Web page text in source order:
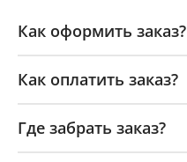
Как оформить заказ?
Как оплатить заказ?
Где забрать заказ?